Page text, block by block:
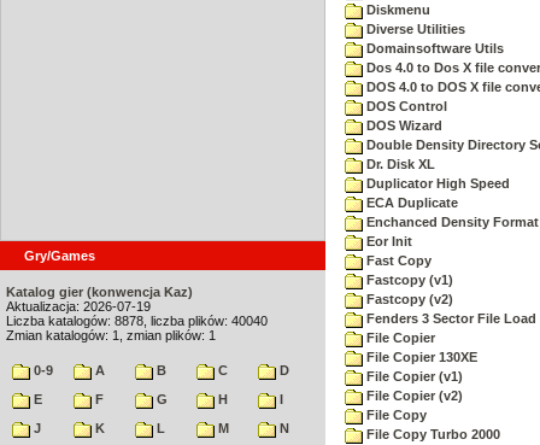
Gry/Games
Katalog gier (konwencja Kaz)
Aktualizacja: 2026-07-19
Liczba katalogów: 8878, liczba plików: 40040
Zmian katalogów: 1, zmian plików: 1
0-9 A B C
D
E
F G H
I
J
K L M
N
Diskmenu
Diverse Utilities
Domainsoftware Utils
Dos 4.0 to Dos X file
DOS 4.0 to DOS X file
DOS Control
DOS Wizard
Double Density Directory
Dr. Disk XL
Duplicator High Speed
ECA Duplicate
Enchanced Density Format
Eor Init
Fast Copy
Fastcopy (v1)
Fastcopy (v2)
Fenders 3 Sector File Load
File Copier
File Copier 130XE
File Copier (v1)
File Copier (v2)
File Copy
File Copy Turbo 2000